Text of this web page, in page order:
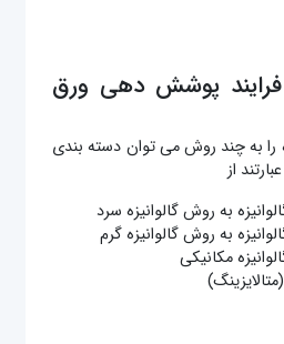
پوشش دهی ورق
به چند روش می توان دسته بندی
از
به روش گالوانیزه سرد
به روش گالوانیزه گرم
مکانیکی